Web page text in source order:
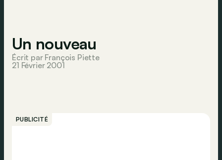
Un nouveau
Écrit par François Piette
21 Février 2001
PUBLICITÉ